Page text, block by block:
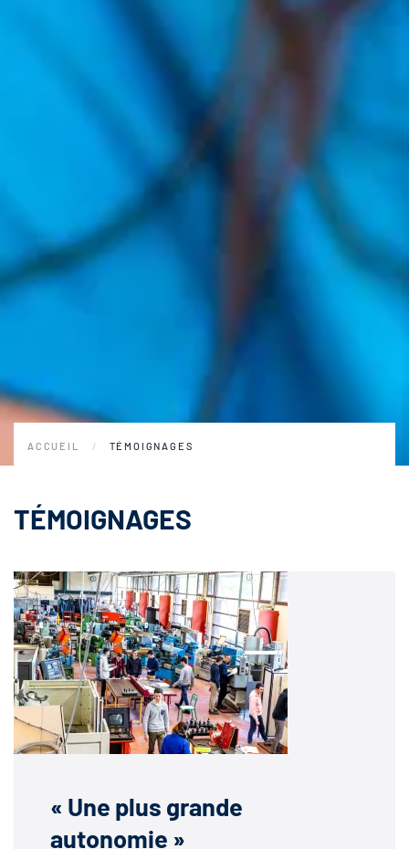
ACCUEIL TÉMOIGNAGES
TÉMOIGNAGES
« Une plus grande
autonomie »